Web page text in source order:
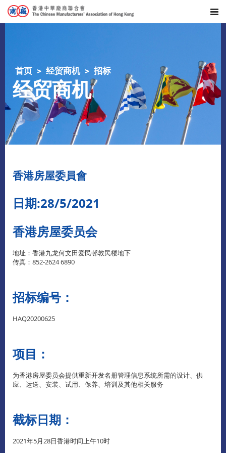
首页 经贸商机 招标
经贸商机
香港房屋委員會
日期:28/5/2021
香港房屋委员会
地址：香港九龙何文田爱民邨敦民楼地下
传真：852-2624 6890
招标编号：
HAQ20200625
项目：
为香港房屋委员会提供重新开发名册管理信息系统所需的设计、供
应、运送、安装、试用、保养、培训及其他相关服务
截标日期：
2021年5月28日香港时间上午10时